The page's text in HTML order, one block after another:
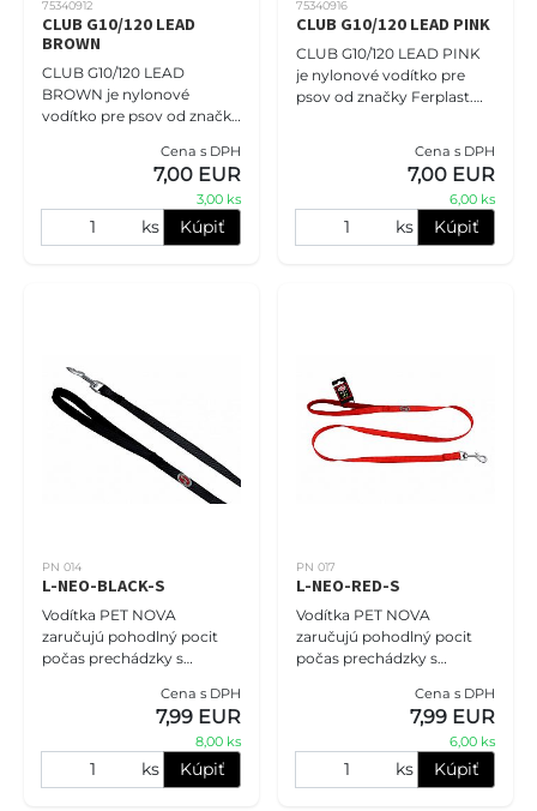
75340912
CLUB G10/120 LEAD
BROWN
CLUB G10/120 LEAD
BROWN je nylonové
vodítko pre psov od značky
dĺžku 120 cm. Toto pevné a
odolné vodítko je vyrobené
Cena s DPH
7,00 EUR
3,00 ks
ks Kúpiť
75340916
CLUB G10/120 LEAD PINK
CLUB G10/120 LEAD PINK
je nylonové vodítko pre
psov od značky Ferplast.
vodítko je vyrobené z nylon
Cena s DPH
7,00 EUR
6,00 ks
ks Kúpiť
PN 014
L-NEO-BLACK-S
Vodítka PET NOVA
zaručujú pohodlný pocit
počas prechádzky s
zvýšenie komfortu
používania je rukoväť
neoprénovo
Cena s DPH
7,99 EUR
8,00 ks
ks Kúpiť
PN 017
L-NEO-RED-S
Vodítka PET NOVA
zaručujú pohodlný pocit
počas prechádzky s
zvýšenie komfortu
používania je rukoväť
neoprénovo
Cena s DPH
7,99 EUR
6,00 ks
ks Kúpiť